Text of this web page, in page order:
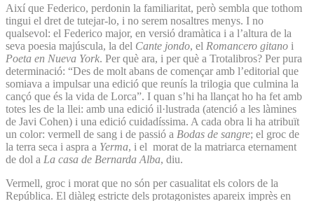
Així que Federico, perdonin la familiaritat, però sembla que tothom
tingui el dret de tutejar-lo, i no serem nosaltres menys. I no
qualsevol: el Federico major, en versió dramàtica i a l’altura de la
seva poesia majúscula, la del Cante jondo, el Romancero gitano i
Poeta en Nueva York. Per què ara, i per què a Trotalibros? Per pura
determinació: “Des de molt abans de començar amb l’editorial que
somiava a impulsar una edició que reunís la trilogia que culmina la
cançó que és la vida de Lorca”. I quan s’hi ha llançat ho ha fet amb
totes les de la llei: amb una edició il·lustrada (atenció a les làmines
de Javi Cohen) i una edició cuidadíssima. A cada obra li ha atribuït
un color: vermell de sang i de passió a Bodas de sangre; el groc de
la terra seca i aspra a Yerma, i el morat de la matriarca eternament
de dol a La casa de Bernarda Alba, diu.
Vermell, groc i morat que no són per casualitat els colors de la
República. El diàleg estricte dels protagonistes apareix imprès en